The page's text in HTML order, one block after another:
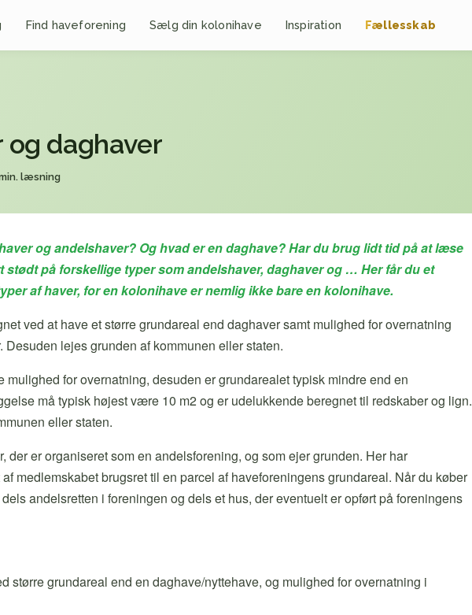
Find haveforening Sælg din kolonihave Inspiration Fællesskab
og daghaver
læsning
og andelshaver? Og hvad er en daghave? Har du brug lidt tid på at læse
stødt på forskellige typer som andelshaver, daghaver og … Her får du et
af haver, for en kolonihave er nemlig ikke bare en kolonihave.
ved at have et større grundareal end daghaver samt mulighed for overnatning
Desuden lejes grunden af kommunen eller staten.
mulighed for overnatning, desuden er grundarealet typisk mindre end en
må typisk højest være 10 m2 og er udelukkende beregnet til redskaber og lign.
eller staten.
der er organiseret som en andelsforening, og som ejer grunden. Her har
medlemskabet brugsret til en parcel af haveforeningens grundareal. Når du køber
andelsretten i foreningen og dels et hus, der eventuelt er opført på foreningens
større grundareal end en daghave/nyttehave, og mulighed for overnatning i